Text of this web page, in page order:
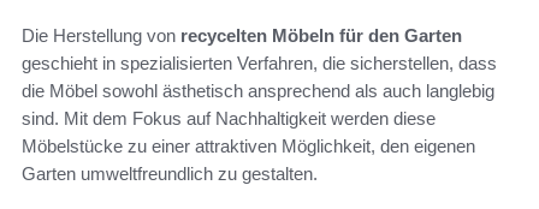
Die Herstellung von recycelten Möbeln für den Garten
geschieht in spezialisierten Verfahren, die sicherstellen, dass
die Möbel sowohl ästhetisch ansprechend als auch langlebig
sind. Mit dem Fokus auf Nachhaltigkeit werden diese
Möbelstücke zu einer attraktiven Möglichkeit, den eigenen
Garten umweltfreundlich zu gestalten.